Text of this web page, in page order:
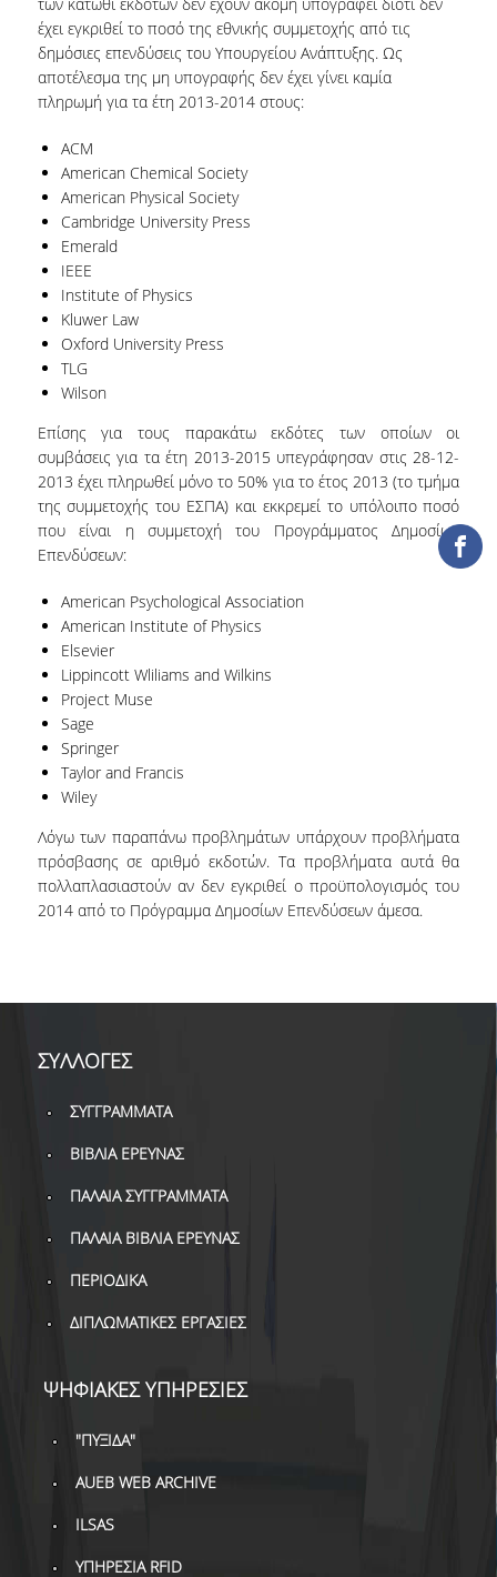
ΕΡΓΑ ΑΝΑΠΤΥΞΗΣ
ΣΥΛΛΟΓΕΣ
ΑΝΑΓΝΩΣΤΗΡΙΟ
ΔΑΝΕΙΣΜΟΣ
ΠΡΟΣΒΑΣΙΜΟΤΗΤΑ
ΕΡΓΑΛΕΙΑ
ΒΙΒΛΙΟΜΕΤΡΙΑ
έχει εγκριθεί το ποσό της εθνικής συμμετοχής από τις
δημόσιες επενδύσεις του Υπουργείου Ανάπτυξης. Ως
αποτέλεσμα της μη υπογραφής δεν έχει γίνει καμία
πληρωμή για τα έτη 2013-2014 στους:
ACM
American Chemical Society
American Physical Society
Cambridge University Press
Emerald
IEEE
Institute of Physics
Kluwer Law
Oxford University Press
TLG
Wilson
Επίσης για τους παρακάτω εκδότες των οποίων οι
συμβάσεις για τα έτη 2013-2015 υπεγράφησαν στις 28-12-
2013 έχει πληρωθεί μόνο το 50% για το έτος 2013 (το τμήμα
της συμμετοχής του ΕΣΠΑ) και εκκρεμεί το υπόλοιπο ποσό
που είναι η συμμετοχή του Προγράμματος Δημοσίων
Επενδύσεων:
American Psychological Association
American Institute of Physics
Elsevier
Lippincott Wliliams and Wilkins
Project Muse
Sage
Springer
Taylor and Francis
Wiley
Λόγω των παραπάνω προβλημάτων υπάρχουν προβλήματα
πρόσβασης σε αριθμό εκδοτών. Τα προβλήματα αυτά θα
πολλαπλασιαστούν αν δεν εγκριθεί ο προϋπολογισμός του
2014 από το Πρόγραμμα Δημοσίων Επενδύσεων άμεσα.
ΣΥΛΛΟΓΕΣ
ΣΥΓΓΡΑΜΜΑΤΑ
ΒΙΒΛΙΑ ΕΡΕΥΝΑΣ
ΠΑΛΑΙΑ ΣΥΓΓΡΑΜΜΑΤΑ
ΠΑΛΑΙΑ ΒΙΒΛΙΑ ΕΡΕΥΝΑΣ
ΠΕΡΙΟΔΙΚΑ
ΔΙΠΛΩΜΑΤΙΚΕΣ ΕΡΓΑΣΙΕΣ
ΨΗΦΙΑΚΕΣ ΥΠΗΡΕΣΙΕΣ
"ΠΥΞΙΔΑ"
AUEB WEB ARCHIVE
ILSAS
ΥΠΗΡΕΣΙΑ RFID